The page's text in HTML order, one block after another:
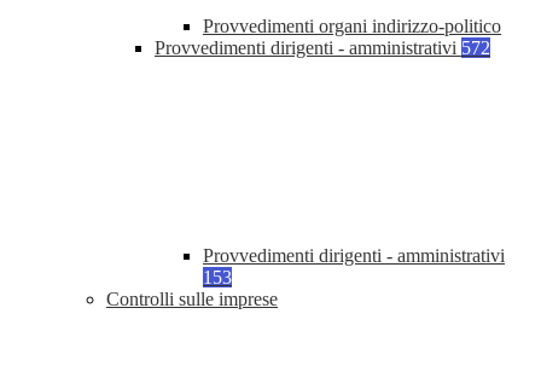
Provvedimenti organi indirizzo-politico
Provvedimenti dirigenti - amministrativi 572
Provvedimenti dirigenti - amministrativi
153
Controlli sulle imprese